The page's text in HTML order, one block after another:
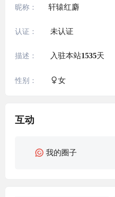
昵称： 轩辕红麝
认证： 未认证
描述： 入驻本站1535天
性别： 女
互动
我的圈子